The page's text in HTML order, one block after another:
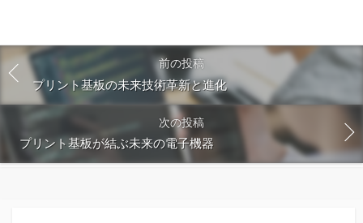
前の投稿
プリント基板の未来技術革新と進化
次の投稿
プリント基板が結ぶ未来の電子機器